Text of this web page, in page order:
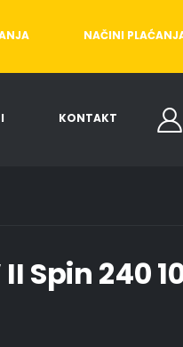
NAČINI
KONTAKT
Spin 240